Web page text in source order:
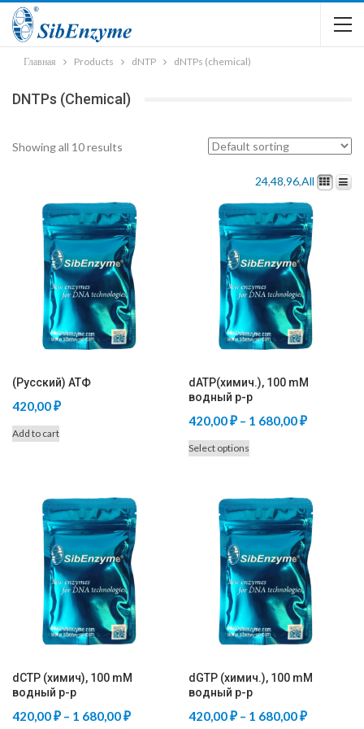
Главная Products dNTP dNTPs (chemical)
DNTPs (chemical)
Showing all 10 results
24,48,96,All
(Русский) АТФ
420,00₽
Add to cart
dATP(химич.), 100 mM
водный р-р
420,00₽ – 1 680,00₽Price
1
680,00 ₽
Select options
multiple
variants.
The
options
may
be
chosen
on
product
page
dCTP (химич), 100 mM
водный р-р
420,00₽ – 1 680,00₽Price
dGTP (химич.), 100 mM
водный р-р
420,00₽ – 1 680,00₽Price